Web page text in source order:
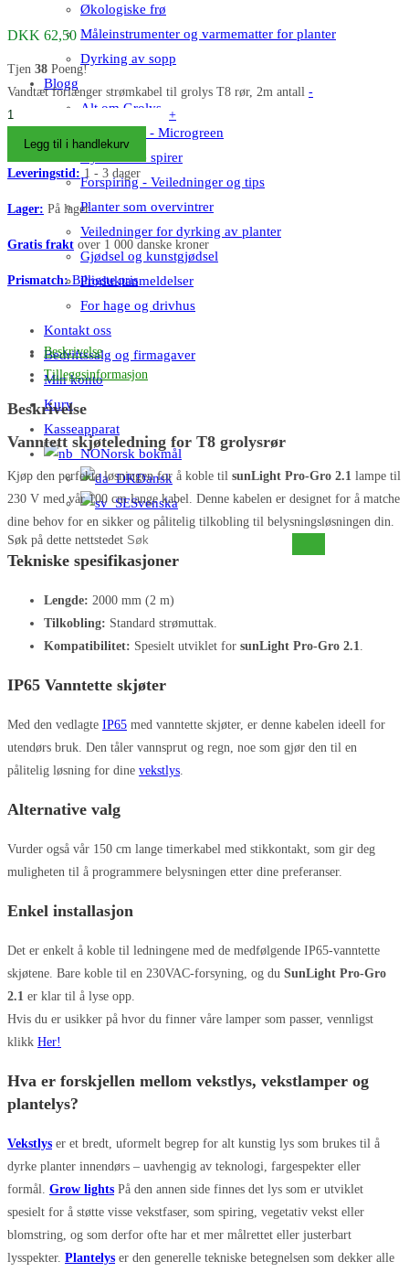
Økologiske frø
Måleinstrumenter og varmematter for planter
Dyrking av sopp
Blogg
Alt om Grolys
Microgreen - Microgreen
Dyrk sunne spirer
Forspiring - Veiledninger og tips
Planter som overvintrer
Veiledninger for dyrking av planter
Gjødsel og kunstgjødsel
Produktanmeldelser
For hage og drivhus
Kontakt oss
Bedriftssalg og firmagaver
Min konto
Kurv
Kasseapparat
Norsk bokmål
Dansk
Svenska
Søk på dette nettstedet
DKK 62,50
Tjen 38 Poeng!
Vandtæt forlænger strømkabel til grolys T8 rør, 2m antall -
+
Legg til i handlekurv
Leveringstid: 1 - 3 dager
Lager: På lager
Gratis frakt over 1 000 danske kroner
Prismatch:Billigste pris
Beskrivelse
Tilleggsinformasjon
Beskrivelse
Vanntett skjøteledning for T8 grolysrør
Kjøp den perfekte løsningen for å koble til sunLight Pro-Gro 2.1 lampe til
230 V med vår 100 cm lange kabel. Denne kabelen er designet for å matche
dine behov for en sikker og pålitelig tilkobling til belysningsløsningen din.
Tekniske spesifikasjoner
Lengde: 2000 mm (2 m)
Tilkobling: Standard strømuttak.
Kompatibilitet: Spesielt utviklet for sunLight Pro-Gro 2.1.
IP65 Vanntette skjøter
Med den vedlagte IP65 med vanntette skjøter, er denne kabelen ideell for
utendørs bruk. Den tåler vannsprut og regn, noe som gjør den til en
pålitelig løsning for dine vekstlys.
Alternative valg
Vurder også vår 150 cm lange timerkabel med stikkontakt, som gir deg
muligheten til å programmere belysningen etter dine preferanser.
Enkel installasjon
Det er enkelt å koble til ledningene med de medfølgende IP65-vanntette
skjøtene. Bare koble til en 230VAC-forsyning, og du SunLight Pro-Gro
2.1 er klar til å lyse opp.
Hvis du er usikker på hvor du finner våre lamper som passer, vennligst
klikk Her!
Hva er forskjellen mellom vekstlys, vekstlamper og
plantelys?
Vekstlys er et bredt, uformelt begrep for alt kunstig lys som brukes til å
dyrke planter innendørs – uavhengig av teknologi, fargespekter eller
formål. Grow lights På den annen side finnes det lys som er utviklet
spesielt for å støtte visse vekstfaser, som spiring, vegetativ vekst eller
blomstring, og som derfor ofte har et mer målrettet eller justerbart
lysspekter. Plantelys er den generelle tekniske betegnelsen som dekker alle